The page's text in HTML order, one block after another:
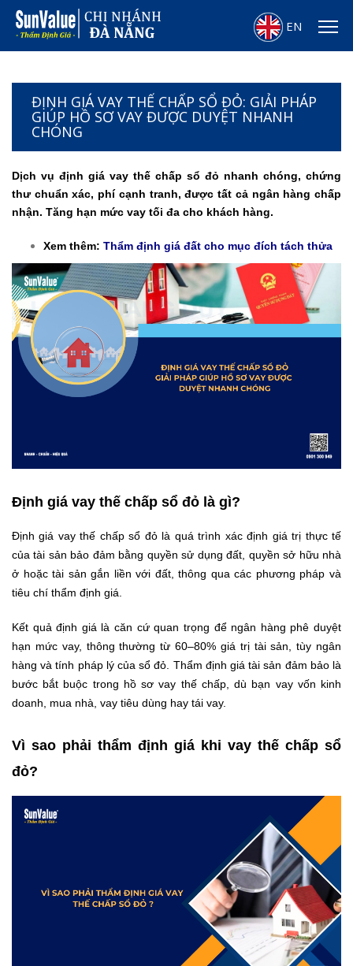
EN
ĐỊNH GIÁ VAY THẾ CHẤP SỔ ĐỎ: GIẢI PHÁP
GIÚP HỒ SƠ VAY ĐƯỢC DUYỆT NHANH
CHÓNG
Dịch vụ định giá vay thế chấp sổ đỏ nhanh chóng, chứng
thư chuẩn xác, phí cạnh tranh, được tất cả ngân hàng chấp
nhận. Tăng hạn mức vay tối đa cho khách hàng.
Xem thêm: Thẩm định giá đất cho mục đích tách thửa
Định giá vay thế chấp sổ đỏ là gì?
Định giá vay thế chấp sổ đỏ là quá trình xác định giá trị thực tế
của tài sản bảo đảm bằng quyền sử dụng đất, quyền sở hữu nhà
ở hoặc tài sản gắn liền với đất, thông qua các phương pháp và
tiêu chí thẩm định giá.
Kết quả định giá là căn cứ quan trọng để ngân hàng phê duyệt
hạn mức vay, thông thường từ 60–80% giá trị tài sản, tùy ngân
hàng và tính pháp lý của sổ đỏ. Thẩm định giá tài sản đảm bảo là
bước bắt buộc trong hồ sơ vay thế chấp, dù bạn vay vốn kinh
doanh, mua nhà, vay tiêu dùng hay tái vay.
Vì sao phải thẩm định giá khi vay thế chấp sổ
đỏ?